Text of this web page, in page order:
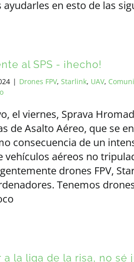
ayudarles en esto de las
al SPS - ¡hecho!
| Drones FPV, Starlink, UAV,
el viernes, Sprava
de Asalto Aéreo, que se
consecuencia de un
vehículos aéreos no
drones FPV,
Tenemos
a la liga de la risa, no